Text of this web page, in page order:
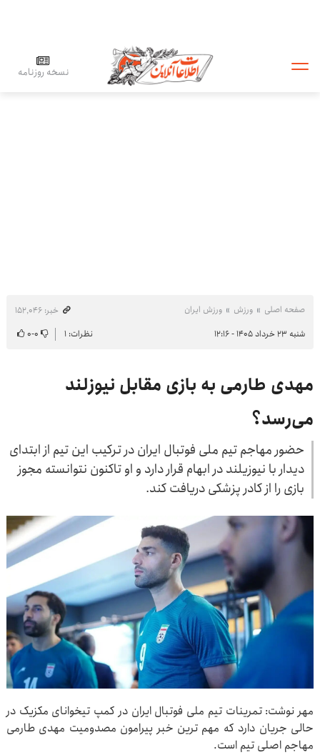
نسخه روزنامه
صفحه اصلی ورزش ورزش ایران
خبر: ۱۵۲٬۰۴۶
شنبه ۲۳ خرداد ۱۴۰۵ - ۱۲:۱۶
نظرات: ۱ ۰-۰
مهدی طارمی به بازی مقابل نیوزلند
می‌رسد؟
حضور مهاجم تیم ملی فوتبال ایران در ترکیب این تیم از ابتدای
دیدار با نیوزیلند در ابهام قرار دارد و او تاکنون نتوانسته مجوز
بازی را از کادر پزشکی دریافت کند.
مهر نوشت: تمرینات تیم ملی فوتبال ایران در کمپ تیخوانای مکزیک در
حالی جریان دارد که مهم ترین خبر پیرامون مصدومیت مهدی طارمی
مهاجم اصلی تیم است.